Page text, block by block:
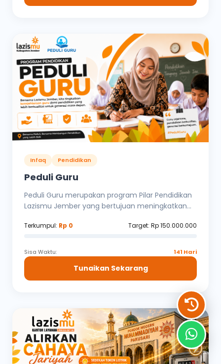
Infaq Pendidikan
Peduli Guru
Peduli Guru merupakan program Pilar Pendidikan
Lazismu Jember yang bertujuan meningkatkan...
Terkumpul: Rp 0 Target: Rp 150.000.000
Sisa Waktu: 141 Hari
Tunaikan Sekarang